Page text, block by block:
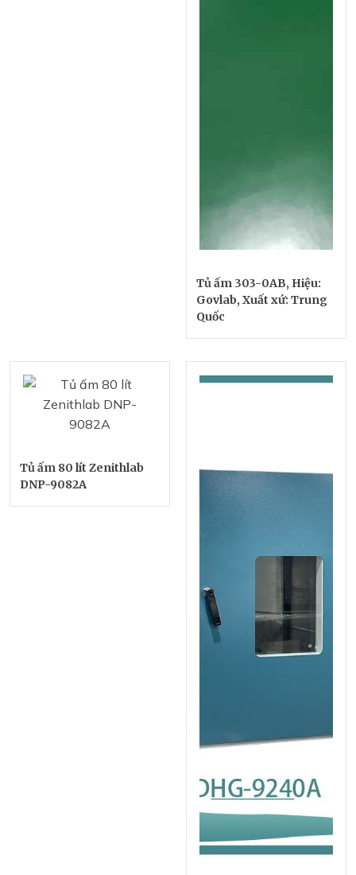
Tủ ấm 303-0AB, Hiệu:
Govlab, Xuất xứ: Trung
Quốc
Tủ ấm 80 lít Zenithlab
DNP-9082A